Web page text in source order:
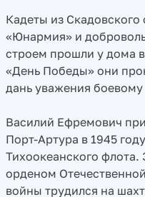
Кадеты из
«Юнармия» и
строем прошли у дома
«День Победы» они
дань уважения
Василий Ефремович
Порт-Артура в 1945
Тихоокеанского
орденом
войны трудился на